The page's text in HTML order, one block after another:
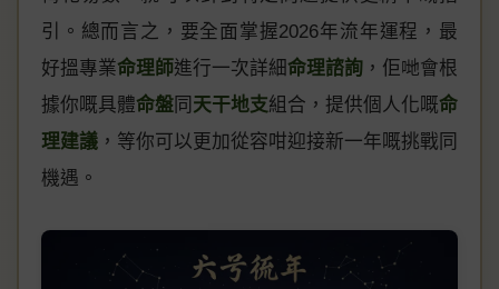
引。總而言之，要全面掌握2026年流年運程，最
好搵專業命理師進行一次詳細命理諮詢 ，佢哋會根
據你嘅具體命盤 同 天干地支組合，提供個人化嘅命
理建議 ，等你可以更加從容咁迎接新一年嘅挑戰同
機遇。